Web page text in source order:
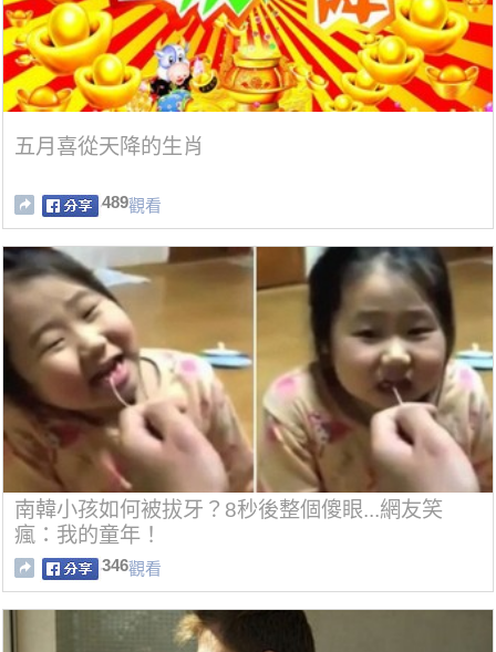
五月喜從天降的生肖
489觀看
南韓小孩如何被拔牙？8秒後整個傻眼...網友笑
瘋：我的童年！
346觀看